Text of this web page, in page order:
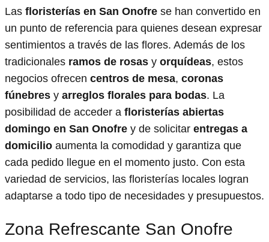
Las floristerías en San Onofre se han convertido en
un punto de referencia para quienes desean expresar
sentimientos a través de las flores. Además de los
tradicionales ramos de rosas y orquídeas, estos
negocios ofrecen centros de mesa, coronas
fúnebres y arreglos florales para bodas. La
posibilidad de acceder a floristerías abiertas
domingo en San Onofre y de solicitar entregas a
domicilio aumenta la comodidad y garantiza que
cada pedido llegue en el momento justo. Con esta
variedad de servicios, las floristerías locales logran
adaptarse a todo tipo de necesidades y presupuestos.
Zona Refrescante San Onofre